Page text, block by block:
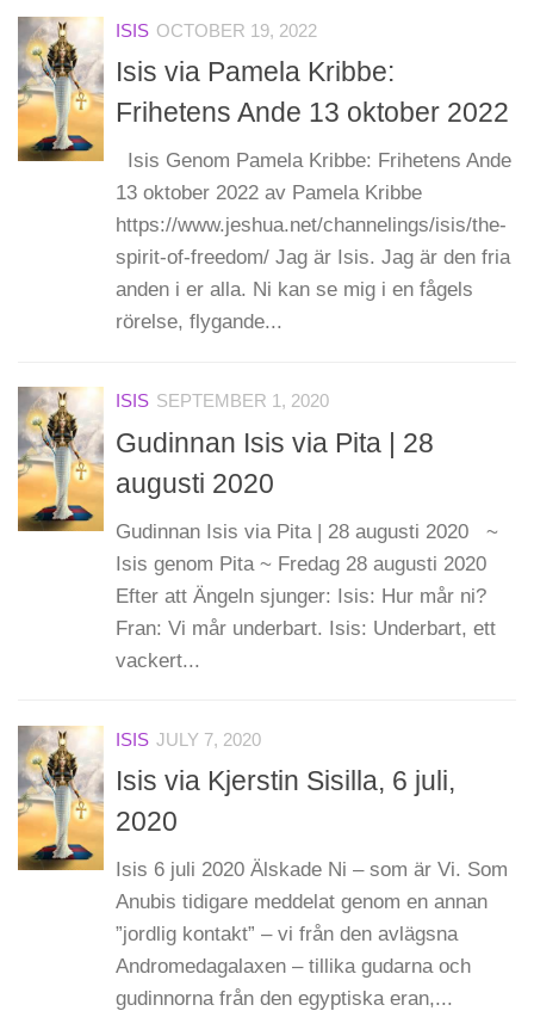
ISIS OCTOBER 19, 2022
Isis via Pamela Kribbe:
Frihetens Ande 13 oktober 2022
Isis Genom Pamela Kribbe: Frihetens Ande
13 oktober 2022 av Pamela Kribbe
https://www.jeshua.net/channelings/isis/the-
spirit-of-freedom/ Jag är Isis. Jag är den fria
anden i er alla. Ni kan se mig i en fågels
rörelse, flygande...
ISIS SEPTEMBER 1, 2020
Gudinnan Isis via Pita | 28
augusti 2020
Gudinnan Isis via Pita | 28 augusti 2020 ~
Isis genom Pita ~ Fredag 28 augusti 2020
Efter att Ängeln sjunger: Isis: Hur mår ni?
Fran: Vi mår underbart. Isis: Underbart, ett
vackert...
ISIS JULY 7, 2020
Isis via Kjerstin Sisilla, 6 juli,
2020
Isis 6 juli 2020 Älskade Ni – som är Vi. Som
Anubis tidigare meddelat genom en annan
”jordlig kontakt” – vi från den avlägsna
Andromedagalaxen – tillika gudarna och
gudinnorna från den egyptiska eran,...